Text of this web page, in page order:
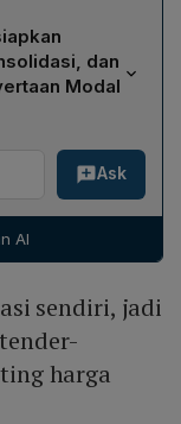
sebagai
berjalan secara
tersendiri.
tidak lagi
tidak
dan
Modal
Negara
untuk
kepada
jalan
Ask
AI
sendiri, jadi
harga